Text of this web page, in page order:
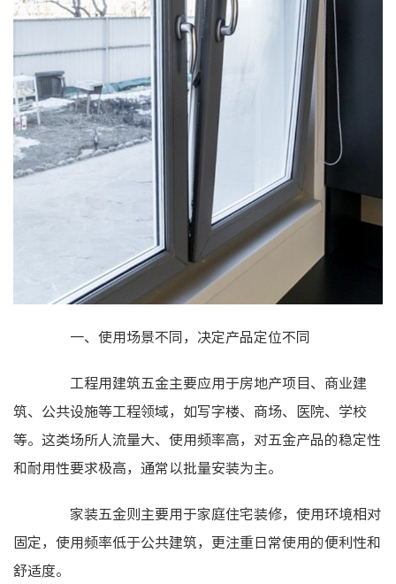
一、使用场景不同，决定产品定位不同
工程用建筑五金主要应用于房地产项目、商业建
筑、公共设施等工程领域，如写字楼、商场、医院、学校
等。这类场所人流量大、使用频率高，对五金产品的稳定性
和耐用性要求极高，通常以批量安装为主。
家装五金则主要用于家庭住宅装修，使用环境相对
固定，使用频率低于公共建筑，更注重日常使用的便利性和
舒适度。